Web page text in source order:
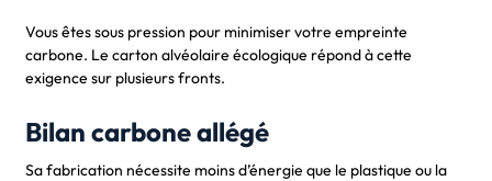
Vous êtes sous pression pour minimiser votre empreinte
carbone. Le carton alvéolaire écologique répond à cette
exigence sur plusieurs fronts.
Bilan carbone allégé
Sa fabrication nécessite moins d’énergie que le plastique ou la